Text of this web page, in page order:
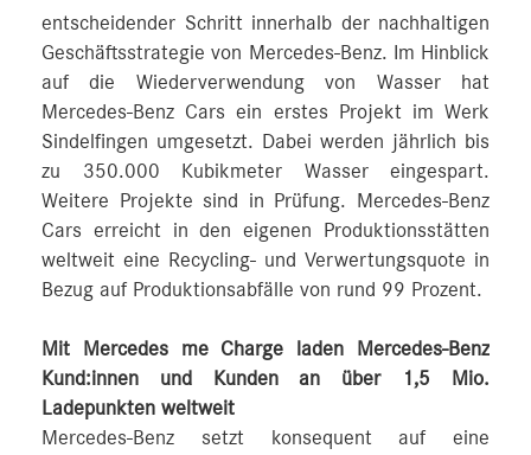
entscheidender Schritt innerhalb der nachhaltigen
Geschäftsstrategie von Mercedes-Benz. Im Hinblick
auf die Wiederverwendung von Wasser hat
Mercedes-Benz Cars ein erstes Projekt im Werk
Sindelfingen umgesetzt. Dabei werden jährlich bis
zu 350.000 Kubikmeter Wasser eingespart.
Weitere Projekte sind in Prüfung. Mercedes-Benz
Cars erreicht in den eigenen Produktionsstätten
weltweit eine Recycling- und Verwertungsquote in
Bezug auf Produktionsabfälle von rund 99 Prozent.
Mit Mercedes me Charge laden Mercedes-Benz
Kund:innen und Kunden an über 1,5 Mio.
Ladepunkten weltweit
Mercedes-Benz setzt konsequent auf eine